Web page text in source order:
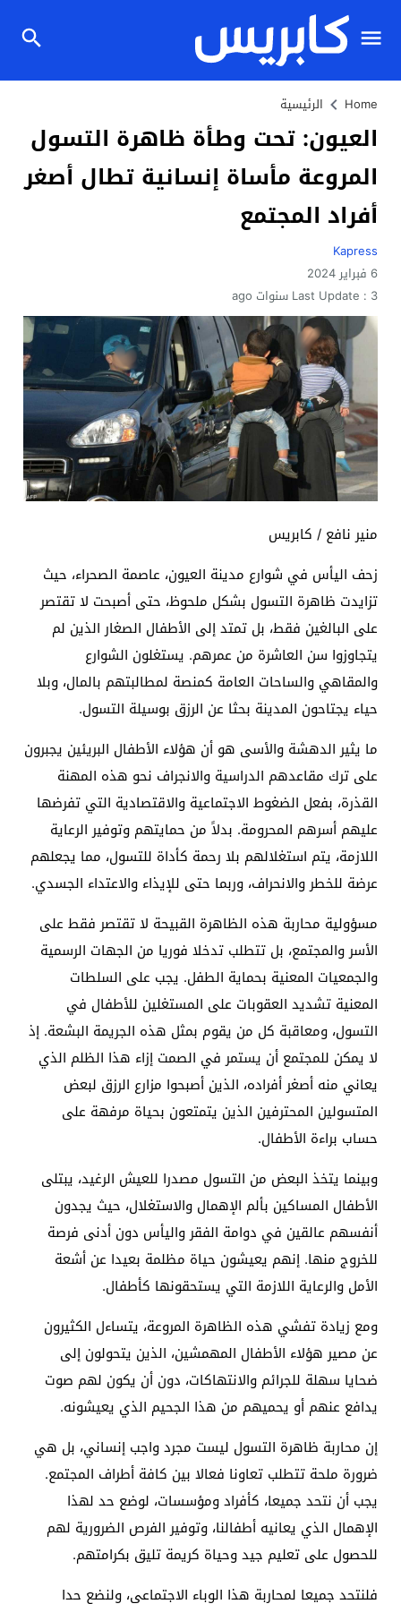
Home الرئيسية
العيون: تحت وطأة ظاهرة التسول
المروعة مأساة إنسانية تطال أصغر
أفراد المجتمع
Kapress
6 فبراير 2024
Last Update : 3 سنوات ago
منير نافع / كابريس
زحف اليأس في شوارع مدينة العيون، عاصمة الصحراء، حيث
تزايدت ظاهرة التسول بشكل ملحوظ، حتى أصبحت لا تقتصر
على البالغين فقط، بل تمتد إلى الأطفال الصغار الذين لم
يتجاوزوا سن العاشرة من عمرهم. يستغلون الشوارع
والمقاهي والساحات العامة كمنصة لمطالبتهم بالمال، وبلا
حياء يجتاحون المدينة بحثا عن الرزق بوسيلة التسول.
ما يثير الدهشة والأسى هو أن هؤلاء الأطفال البريئين يجبرون
على ترك مقاعدهم الدراسية والانجراف نحو هذه المهنة
القذرة، بفعل الضغوط الاجتماعية والاقتصادية التي تفرضها
عليهم أسرهم المحرومة. بدلاً من حمايتهم وتوفير الرعاية
اللازمة، يتم استغلالهم بلا رحمة كأداة للتسول، مما يجعلهم
عرضة للخطر والانحراف، وربما حتى للإيذاء والاعتداء الجسدي.
مسؤولية محاربة هذه الظاهرة القبيحة لا تقتصر فقط على
الأسر والمجتمع، بل تتطلب تدخلا فوريا من الجهات الرسمية
والجمعيات المعنية بحماية الطفل. يجب على السلطات
المعنية تشديد العقوبات على المستغلين للأطفال في
التسول، ومعاقبة كل من يقوم بمثل هذه الجريمة البشعة. إذ
لا يمكن للمجتمع أن يستمر في الصمت إزاء هذا الظلم الذي
يعاني منه أصغر أفراده، الذين أصبحوا مزارع الرزق لبعض
المتسولين المحترفين الذين يتمتعون بحياة مرفهة على
حساب براءة الأطفال.
وبينما يتخذ البعض من التسول مصدرا للعيش الرغيد، يبتلى
الأطفال المساكين بألم الإهمال والاستغلال، حيث يجدون
أنفسهم عالقين في دوامة الفقر واليأس دون أدنى فرصة
للخروج منها. إنهم يعيشون حياة مظلمة بعيدا عن أشعة
الأمل والرعاية اللازمة التي يستحقونها كأطفال.
ومع زيادة تفشي هذه الظاهرة المروعة، يتساءل الكثيرون
عن مصير هؤلاء الأطفال المهمشين، الذين يتحولون إلى
ضحايا سهلة للجرائم والانتهاكات، دون أن يكون لهم صوت
يدافع عنهم أو يحميهم من هذا الجحيم الذي يعيشونه.
إن محاربة ظاهرة التسول ليست مجرد واجب إنساني، بل هي
ضرورة ملحة تتطلب تعاونا فعالا بين كافة أطراف المجتمع.
يجب أن نتحد جميعا، كأفراد ومؤسسات، لوضع حد لهذا
الإهمال الذي يعانيه أطفالنا، وتوفير الفرص الضرورية لهم
للحصول على تعليم جيد وحياة كريمة تليق بكرامتهم.
فلنتحد جميعا لمحاربة هذا الوباء الاجتماعي، ولنضع حدا